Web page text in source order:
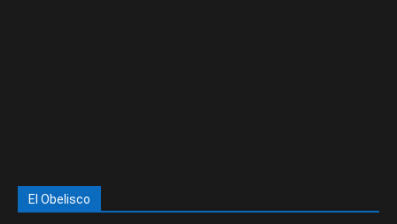
El Obelisco